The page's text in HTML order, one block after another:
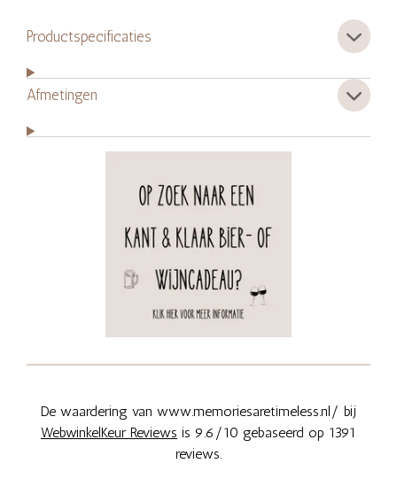
Productspecificaties
Afmetingen
De waardering van www.memoriesaretimeless.nl/ bij
WebwinkelKeur Reviews is 9.6/10 gebaseerd op 1391
reviews.